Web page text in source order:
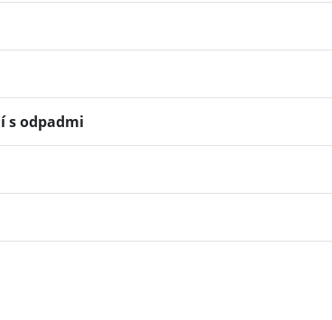
s odpadmi